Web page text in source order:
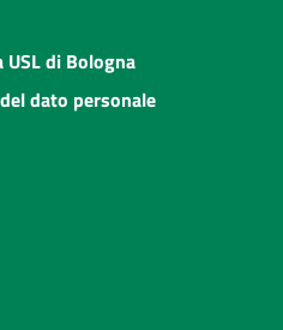
di Bologna
dato personale